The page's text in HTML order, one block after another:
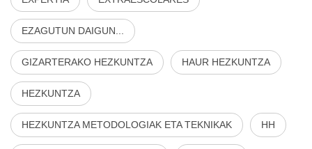
EZAGUTUN DAIGUN...
GIZARTERAKO HEZKUNTZA HAUR HEZKUNTZA
HEZKUNTZA
HEZKUNTZA METODOLOGIAK ETA TEKNIKAK HH